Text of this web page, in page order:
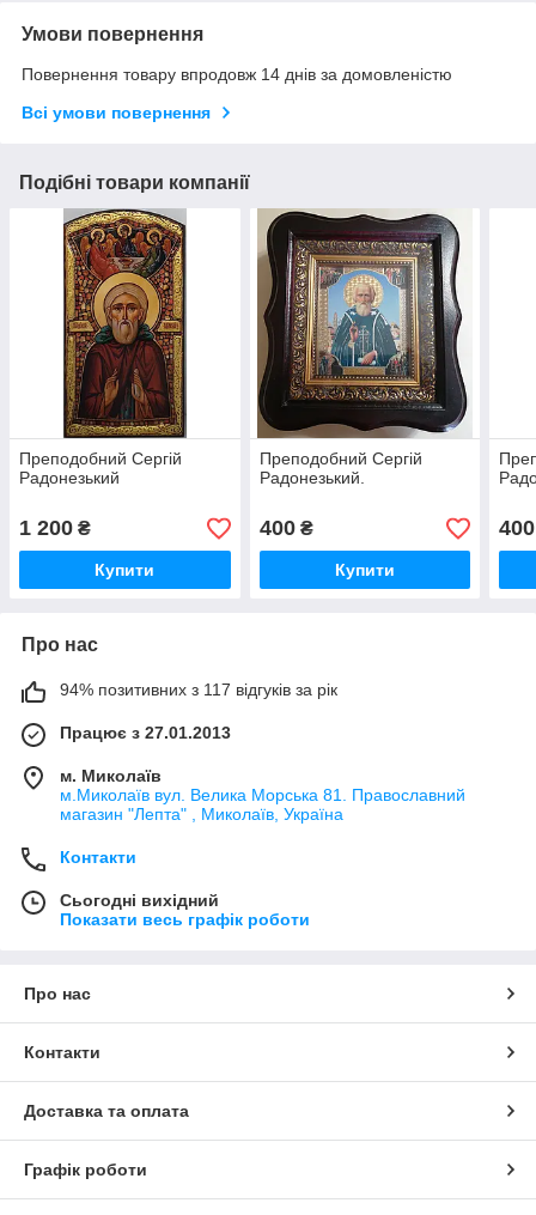
Умови повернення
Повернення товару впродовж 14 днів за домовленістю
Всі умови повернення
Подібні товари компанії
Преподобний Сергій
Радонезький
1 200 ₴
Купити
Преподобний Сергій
Радонезький.
400₴
Купити
400
Про нас
94% позитивних з 117 відгуків за рік
Працює з 27.01.2013
м. Миколаїв
м.Миколаїв вул. Велика Морська 81. Православний
магазин "Лепта" , Миколаїв, Україна
Контакти
Сьогодні вихідний
Показати весь графік роботи
Про нас
Контакти
Доставка та оплата
Графік роботи